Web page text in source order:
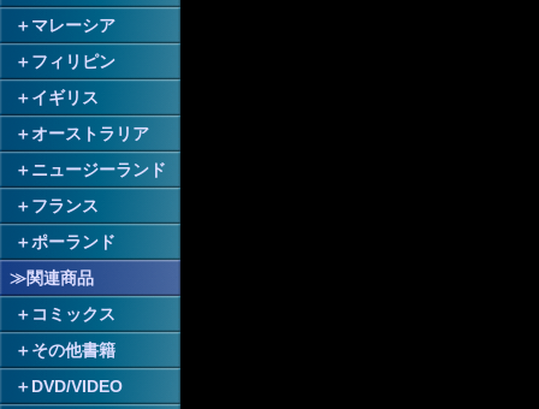
＋マレーシア
＋フィリピン
＋イギリス
＋オーストラリア
＋ニュージーランド
＋フランス
＋ポーランド
≫関連商品
＋ コミックス
＋その他書籍
＋DVD/VIDEO